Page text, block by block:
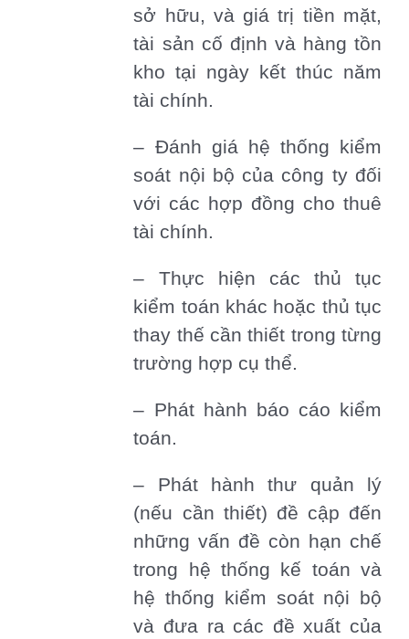
sở hữu, và giá trị tiền mặt,
tài sản cố định và hàng tồn
kho tại ngày kết thúc năm
tài chính.
– Đánh giá hệ thống kiểm
soát nội bộ của công ty đối
với các hợp đồng cho thuê
tài chính.
– Thực hiện các thủ tục
kiểm toán khác hoặc thủ tục
thay thế cần thiết trong từng
trường hợp cụ thể.
– Phát hành báo cáo kiểm
toán.
– Phát hành thư quản lý
(nếu cần thiết) đề cập đến
những vấn đề còn hạn chế
trong hệ thống kế toán và
hệ thống kiểm soát nội bộ
và đưa ra các đề xuất của